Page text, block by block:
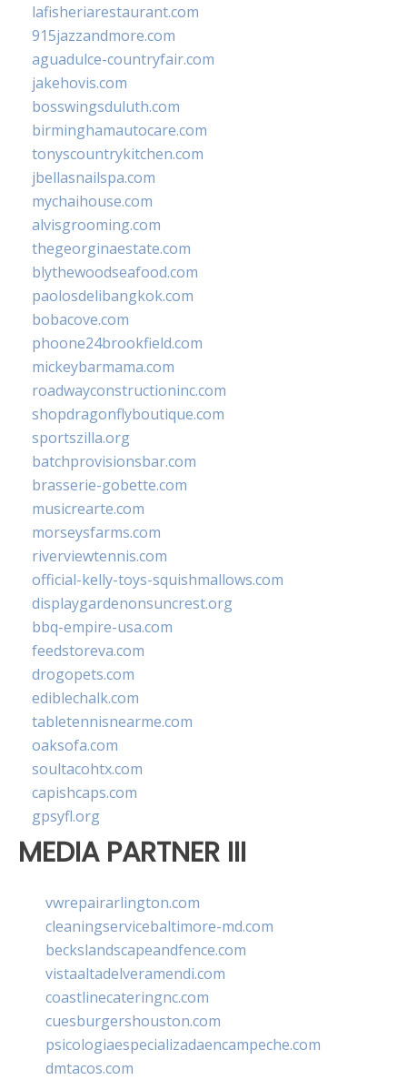
lafisheriarestaurant.com
915jazzandmore.com
aguadulce-countryfair.com
jakehovis.com
bosswingsduluth.com
birminghamautocare.com
tonyscountrykitchen.com
jbellasnailspa.com
mychaihouse.com
alvisgrooming.com
thegeorginaestate.com
blythewoodseafood.com
paolosdelibangkok.com
bobacove.com
phoone24brookfield.com
mickeybarmama.com
roadwayconstructioninc.com
shopdragonflyboutique.com
sportszilla.org
batchprovisionsbar.com
brasserie-gobette.com
musicrearte.com
morseysfarms.com
riverviewtennis.com
official-kelly-toys-squishmallows.com
displaygardenonsuncrest.org
bbq-empire-usa.com
feedstoreva.com
drogopets.com
ediblechalk.com
tabletennisnearme.com
oaksofa.com
soultacohtx.com
capishcaps.com
gpsyfl.org
MEDIA PARTNER III
vwrepairarlington.com
cleaningservicebaltimore-md.com
beckslandscapeandfence.com
vistaaltadelveramendi.com
coastlinecateringnc.com
cuesburgershouston.com
psicologiaespecializadaencampeche.com
dmtacos.com